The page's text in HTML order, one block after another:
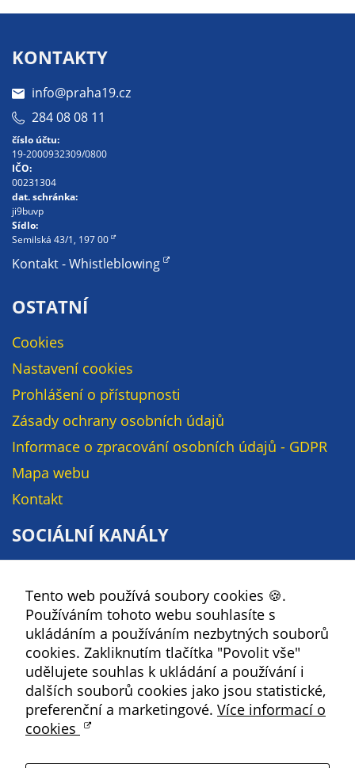
KONTAKTY
info@praha19.cz
284 08 08 11
číslo účtu:
19-2000932309/0800
IČO:
00231304
dat. schránka:
ji9buvp
Sídlo:
Semilská 43/1, 197 00
Kontakt - Whistleblowing
OSTATNÍ
Cookies
Nastavení cookies
Prohlášení o přístupnosti
Zásady ochrany osobních údajů
Informace o zpracování osobních údajů - GDPR
Mapa webu
Kontakt
SOCIÁLNÍ KANÁLY
YouTube
Instagram
RSS
Kbely
Satalice
Tento web používá soubory cookies 🍪.
Používáním tohoto webu souhlasíte s
ukládáním a používáním nezbytných souborů
cookies. Zakliknutím tlačítka "Povolit vše"
udělujete souhlas k ukládání a používání i
dalších souborů cookies jako jsou statistické,
preferenční a marketingové. Více informací o
cookies